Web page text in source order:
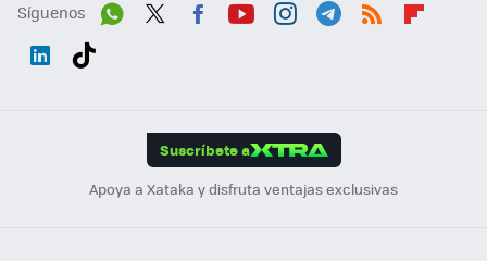
Síguenos
Suscríbete a
Apoya a Xataka y disfruta ventajas exclusivas